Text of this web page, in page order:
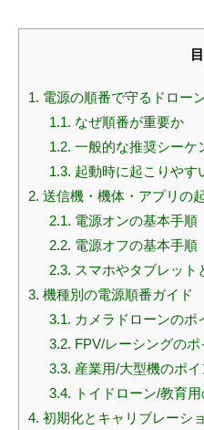
1. 電源の順番で守るドロー
1.1. なぜ順番が重要か
1.2. 一般的な推奨シーケ
1.3. 起動時に起こりやす
2. 送信機・機体・アプリの
2.1. 電源オンの基本手順
2.2. 電源オフの基本手順
2.3. スマホやタブレット
3. 機種別の電源順番ガイド
3.1. カメラドローンのポ
3.2. FPV/レーシングのポ
3.3. 産業用/大型機のポイ
3.4. トイドローン/教育
4. 初期化とキャリブレーシ